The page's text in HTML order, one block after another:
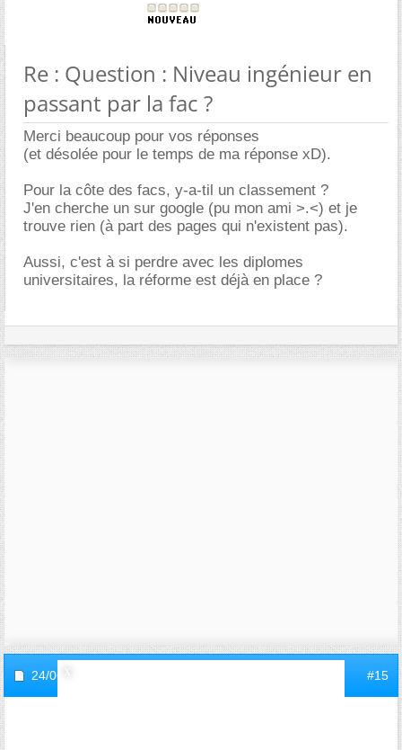
Re : Question : Niveau ingénieur en
passant par la fac ?
Merci beaucoup pour vos réponses
(et désolée pour le temps de ma réponse xD).
Pour la côte des facs, y-a-til un classement ?
J'en cherche un sur google (pu mon ami >.<) et je
trouve rien (à part des pages qui n'existent pas).
Aussi, c'est à si perdre avec les diplomes
universitaires, la réforme est déjà en place ?
24/06/2005, #15